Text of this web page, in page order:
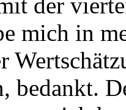
mich in
bedankt.